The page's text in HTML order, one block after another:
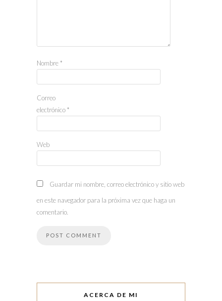
Nombre *
Correo
electrónico *
Web
Guardar mi nombre, correo electrónico y sitio web
en este navegador para la próxima vez que haga un
comentario.
ACERCA DE MI